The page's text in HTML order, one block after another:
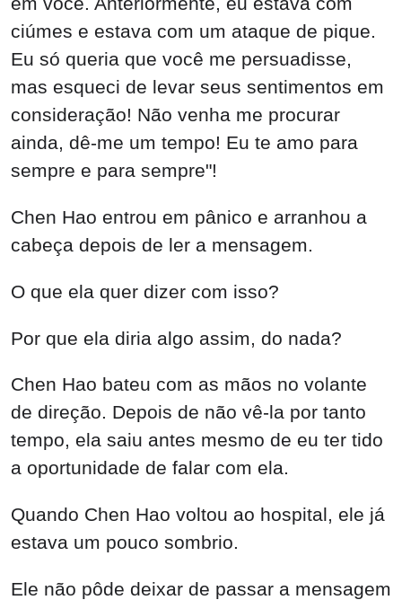
ciúmes e estava com um ataque de pique.
Eu só queria que você me persuadisse,
mas esqueci de levar seus sentimentos em
consideração! Não venha me procurar
ainda, dê-me um tempo! Eu te amo para
sempre e para sempre"!
Chen Hao entrou em pânico e arranhou a
cabeça depois de ler a mensagem.
O que ela quer dizer com isso?
Por que ela diria algo assim, do nada?
Chen Hao bateu com as mãos no volante
de direção. Depois de não vê-la por tanto
tempo, ela saiu antes mesmo de eu ter tido
a oportunidade de falar com ela.
Quando Chen Hao voltou ao hospital, ele já
estava um pouco sombrio.
Ele não pôde deixar de passar a mensagem